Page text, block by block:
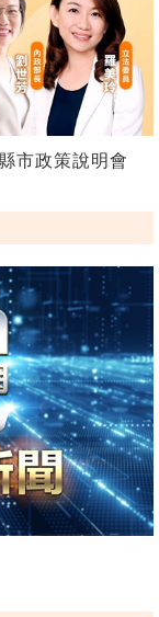
市政策說明會